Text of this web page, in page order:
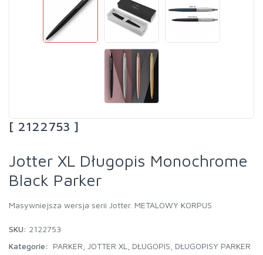
[ 2122753 ]
Jotter XL Długopis Monochrome
Black Parker
Masywniejsza wersja serii Jotter. METALOWY KORPUS
SKU: 2122753
Kategorie:
PARKER JOTTER XL DŁUGOPIS DŁUGOPISY PARKER